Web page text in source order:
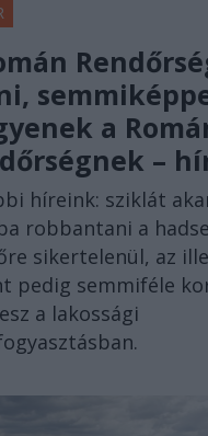
a
–
híreink: sziklát
robbantani a
sikertelenül, az
pedig semmiféle
a lakossági